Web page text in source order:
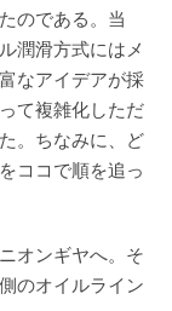
のである。当
潤滑方式にはメ
なアイデアが採
て複雑化しただ
。ちなみに、ど
ココで順を追っ
オンギヤへ。そ
のオイルライン